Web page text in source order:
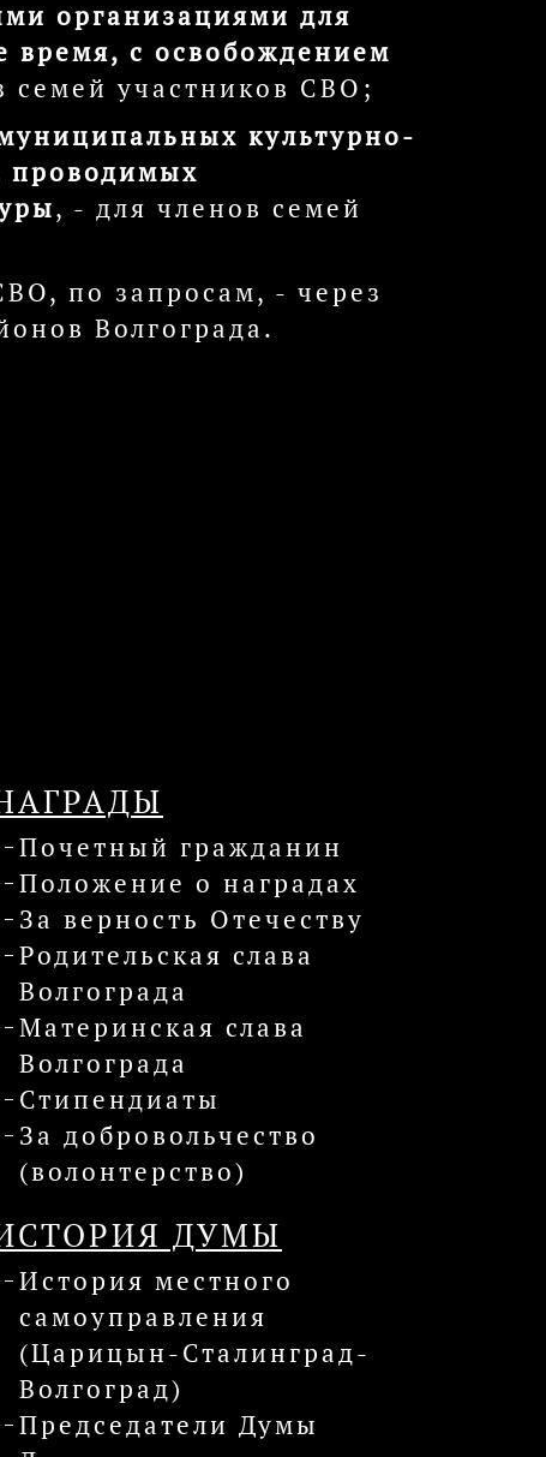
организациями для
время, с освобождением
семей участников СВО;
культурно-
проводимых
, - для членов семей
по запросам, - через
Волгограда.
Почетный гражданин
Положение о наградах
За верность Отечеству
Родительская слава
Волгограда
Материнская слава
Волгограда
Стипендиаты
За добровольчество
(волонтерство)
ДУМЫ
История местного
самоуправления
(Царицын-Сталинград-
Волгоград)
Председатели Думы